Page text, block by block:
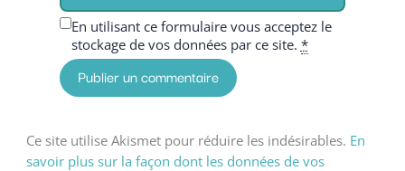
En utilisant ce formulaire vous acceptez le
stockage de vos données par ce site. *
Ce site utilise Akismet pour réduire les indésirables. En
savoir plus sur la façon dont les données de vos